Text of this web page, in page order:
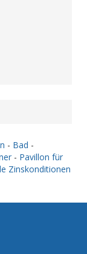
- Bad -
- Pavillon für
Zinskonditionen